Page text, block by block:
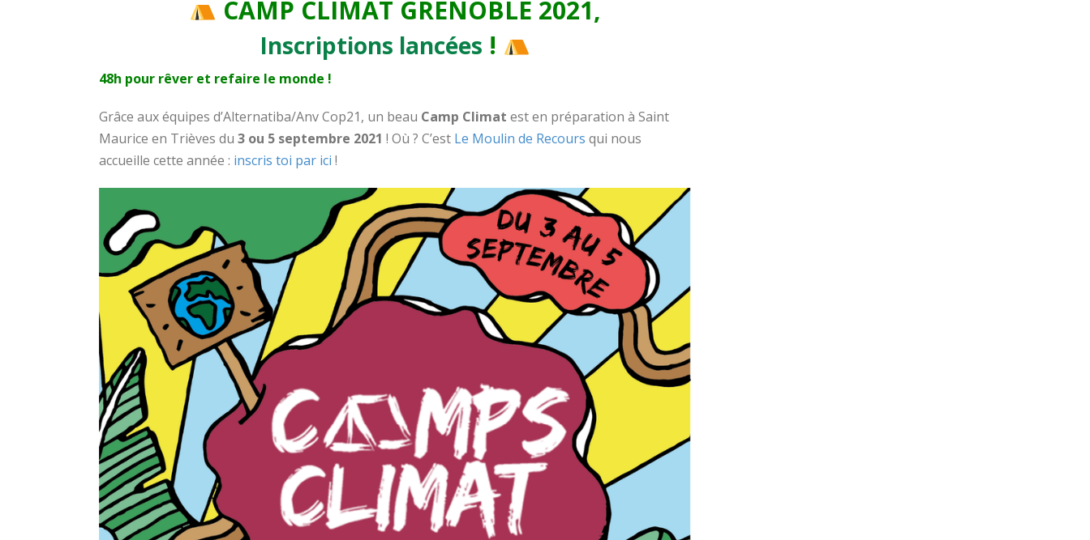
CAMP CLIMAT GRENOBLE 2021,
Inscriptions lancées !
48h pour rêver et refaire le monde !
Grâce aux équipes d’Alternatiba/Anv Cop21, un beau Camp Climat est en préparation à Saint
Maurice en Trièves du 3 ou 5 septembre 2021 ! Où ? C’est Le Moulin de Recours qui nous
accueille cette année : inscris toi par ici !